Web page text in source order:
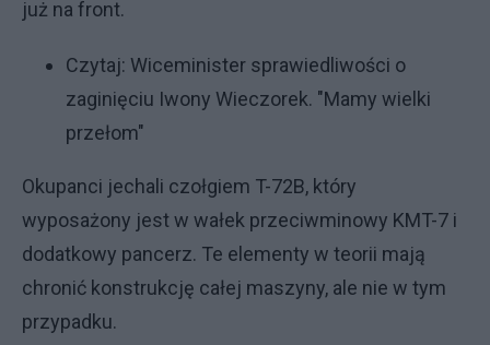
już na front.
Czytaj: Wiceminister sprawiedliwości o
zaginięciu Iwony Wieczorek. "Mamy wielki
przełom"
Okupanci jechali czołgiem T-72B, który
wyposażony jest w wałek przeciwminowy KMT-7 i
dodatkowy pancerz. Te elementy w teorii mają
chronić konstrukcję całej maszyny, ale nie w tym
przypadku.